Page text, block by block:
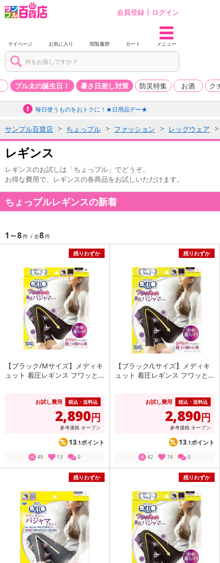
会員登録 ログイン
マイページ お気に入り 閲覧履歴 カート メニュー
プル太の誕生日！ 暑さ日差し対策 防災特集 お酒 ク
毎日使うものをおトクに！★日用品デー★
サンプル百貨店 ちょっプル ファッション レッグウェア
レギンス
レギンスのお試しは「ちょっプル」でどうぞ。
お得な費用で、レギンスの各商品をお試しいただけます。
ちょっプルレギンスの新着
1～8 8
残りわずか
【ブラック/Mサイズ】メディキ
ュット 着圧レギンス フワッと...
お試し費用 税込・送料込
2,890円
参考価格 オープン
13.1ポイント
残 49 13 0
残りわずか
【ブラック/Lサイズ】メディキ
ュット 着圧レギンス フワッと...
お試し費用 税込・送料込
2,890円
参考価格 オープン
13.1ポイント
残 42 74 0
残りわずか 残りわずか